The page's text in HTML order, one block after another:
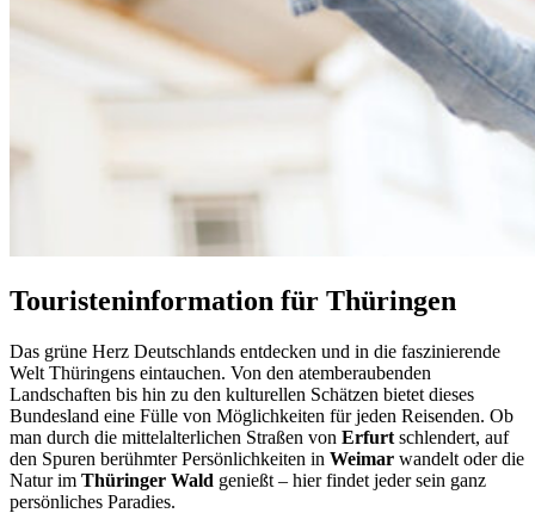
Touristeninformation für Thüringen
Das grüne Herz Deutschlands entdecken und in die faszinierende
Welt Thüringens eintauchen. Von den atemberaubenden
Landschaften bis hin zu den kulturellen Schätzen bietet dieses
Bundesland eine Fülle von Möglichkeiten für jeden Reisenden. Ob
man durch die mittelalterlichen Straßen von Erfurt schlendert, auf
den Spuren berühmter Persönlichkeiten in Weimar wandelt oder die
Natur im Thüringer Wald genießt – hier findet jeder sein ganz
persönliches Paradies.